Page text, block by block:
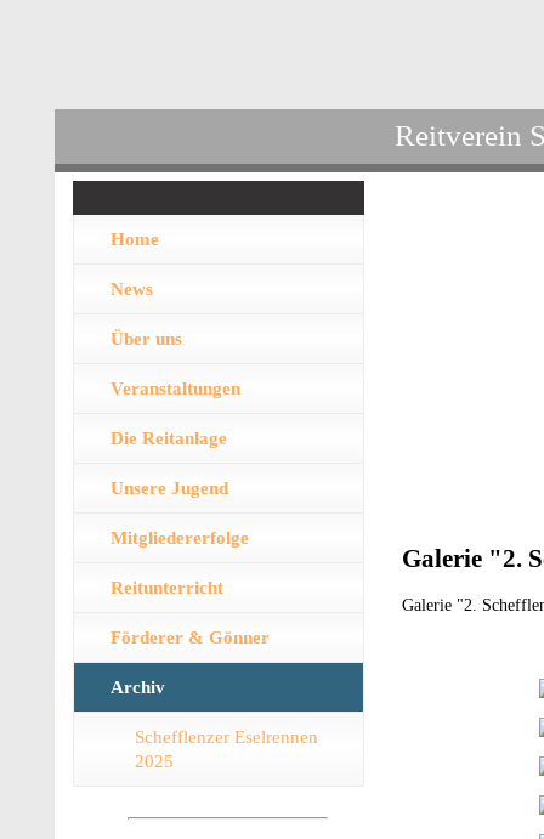
Reitverein
Home
News
Über uns
Veranstaltungen
Die Reitanlage
Unsere Jugend
Mitgliedererfolge
Reitunterricht
Förderer & Gönner
Archiv
Schefflenzer Eselrennen
2025
Galerie "2.
Galerie "2.